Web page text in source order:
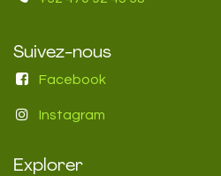
Suivez-nous
Facebook
Instagram
Explorer